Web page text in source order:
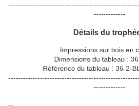
-------------
Détails du
Impressions sur bois en
Dimensions du tableau :
Référence du tableau : 36-2-
-------------